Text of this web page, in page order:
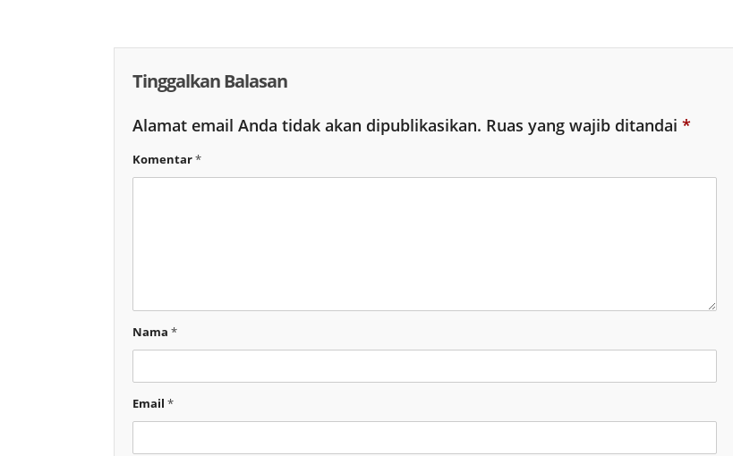
Tinggalkan Balasan
Alamat email Anda tidak akan dipublikasikan. Ruas yang wajib ditandai *
Komentar*
Nama *
Email *